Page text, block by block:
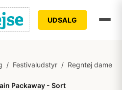
UDSALG
/ Festivaludstyr / Regntøj dame
Packaway - Sort